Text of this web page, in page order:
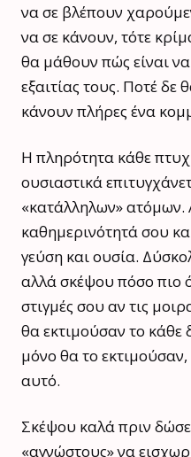
να σε βλέπουν
να σε κάνουν, τότε
θα μάθουν πώς είναι
εξαιτίας τους. Ποτέ δε
κάνουν πλήρες ένα
Η πληρότητα κάθε
ουσιαστικά
«κατάλληλων»
καθημερινότητά σου
γεύση και ουσία.
αλλά σκέψου πόσο πιο
στιγμές σου αν τις
θα εκτιμούσαν το κάθε
μόνο θα το
αυτό.
Σκέψου καλά πριν
«αγνώστους» να